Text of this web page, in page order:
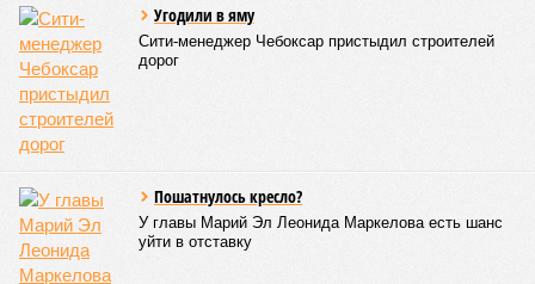
отобранных проб воды в двух случаях (что составило
1,9%) были зафиксированы отклонения по
микробиологическим показателям; также одно готовое
блюдо не соответствовало установленным нормам по
показателю калорийности.
Все лагеря перед началом работы смен прошли
грызунов и насекомых. Питание в учреждениях
обеспечивают 21 оператор, причём в отношении каждого из
них организован постоянный лабораторный мониторинг.